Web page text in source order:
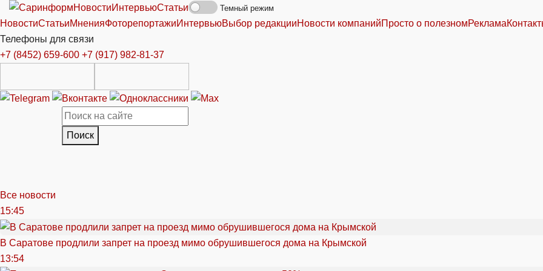
НовостиИнтервьюСтатьи Темный режим
НовостиСтатьиМненияФоторепортажиИнтервьюВыбор редакцииНовости компанийПросто о полезномРеклама
Телефоны для связи
+7 (8452) 659-600 +7 (917) 982-81-37
Поиск
Все новости
15:45
В Саратове продлили запрет на проезд мимо обрушившегося дома на Крымской
13:54